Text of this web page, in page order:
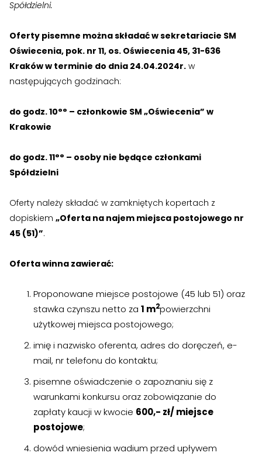
Kontakt ›
RADA NADZORCZA
Materiały dla Rady Nadzorczej
Poczta e-mail
Materiały dla Rad Mieszkańców
DOSTĘP WEWNĘTRZNY
Kontakt ›
RADA NADZORCZA
Materiały dla Rady Nadzorczej
Poczta e-mail
Materiały dla Rad Mieszkańców
DOSTĘP WEWNĘTRZNY
Spółdzielni.
Oferty pisemne można składać w sekretariacie SM
Oświecenia, pok. nr 11, os. Oświecenia 45, 31-636
Kraków w terminie do dnia 24.04.2024r. w
następujących godzinach:
do godz. 10°° – członkowie SM „Oświecenia” w
Krakowie
do godz. 11°° – osoby nie będące członkami
Spółdzielni
Oferty należy składać w zamkniętych kopertach z
dopiskiem „Oferta na najem miejsca postojowego nr
45 (51)”.
Oferta winna zawierać:
Proponowane miejsce postojowe (45 lub 51) oraz
stawka czynszu netto za 1 m2powierzchni
użytkowej miejsca postojowego;
imię i nazwisko oferenta, adres do doręczeń, e-
mail, nr telefonu do kontaktu;
pisemne oświadczenie o zapoznaniu się z
warunkami konkursu oraz zobowiązanie do
zapłaty kaucji w kwocie 600,- zł/ miejsce
postojowe;
dowód wniesienia wadium przed upływem